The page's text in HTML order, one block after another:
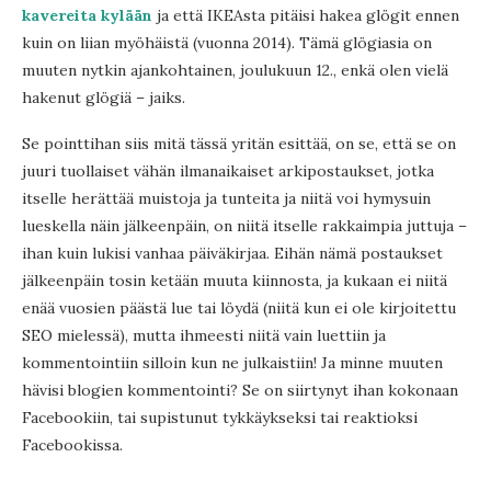
kavereita kylään ja että IKEAsta pitäisi hakea glögit ennen
kuin on liian myöhäistä (vuonna 2014). Tämä glögiasia on
muuten nytkin ajankohtainen, joulukuun 12., enkä olen vielä
hakenut glögiä – jaiks.
Se pointtihan siis mitä tässä yritän esittää, on se, että se on
juuri tuollaiset vähän ilmanaikaiset arkipostaukset, jotka
itselle herättää muistoja ja tunteita ja niitä voi hymysuin
lueskella näin jälkeenpäin, on niitä itselle rakkaimpia juttuja –
ihan kuin lukisi vanhaa päiväkirjaa. Eihän nämä postaukset
jälkeenpäin tosin ketään muuta kiinnosta, ja kukaan ei niitä
enää vuosien päästä lue tai löydä (niitä kun ei ole kirjoitettu
SEO mielessä), mutta ihmeesti niitä vain luettiin ja
kommentointiin silloin kun ne julkaistiin! Ja minne muuten
hävisi blogien kommentointi? Se on siirtynyt ihan kokonaan
Facebookiin, tai supistunut tykkäykseksi tai reaktioksi
Facebookissa.